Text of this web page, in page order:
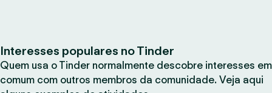
Interesses populares no Tinder
Quem usa o Tinder normalmente descobre interesses em
comum com outros membros da comunidade. Veja aqui